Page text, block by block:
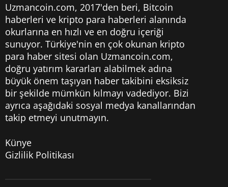
Uzmancoin.com, 2017'den beri, Bitcoin
haberleri ve kripto para haberleri alanında
okurlarına en hızlı ve en doğru içeriği
sunuyor. Türkiye'nin en çok okunan kripto
para haber sitesi olan Uzmancoin.com,
doğru yatırım kararları alabilmek adına
büyük önem taşıyan haber takibini eksiksiz
bir şekilde mümkün kılmayı vadediyor. Bizi
ayrıca aşağıdaki sosyal medya kanallarından
takip etmeyi unutmayın.
Künye
Gizlilik Politikası